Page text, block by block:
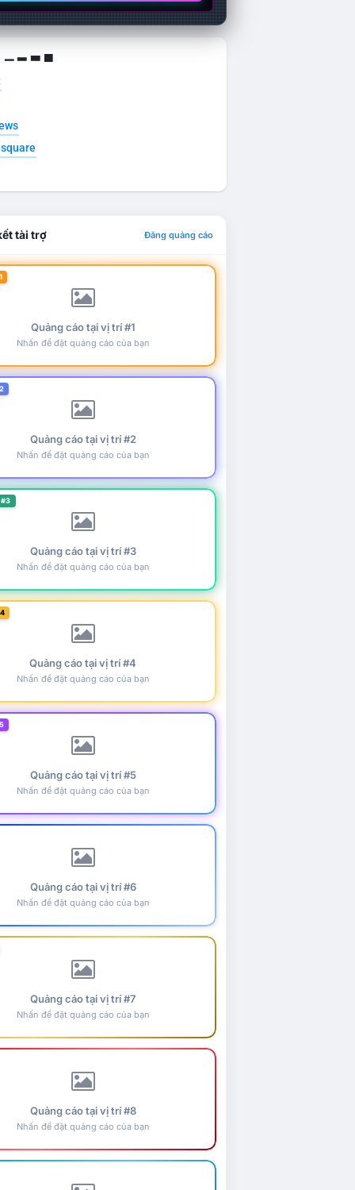
▁ ▂ ▃ ▄
tài trợ Đăng quảng cáo
Quảng cáo tại vị trí #1
Nhấn để đặt quảng cáo của bạn
Quảng cáo tại vị trí #2
Nhấn để đặt quảng cáo của bạn
Quảng cáo tại vị trí #3
Nhấn để đặt quảng cáo của bạn
Quảng cáo tại vị trí #4
Nhấn để đặt quảng cáo của bạn
Quảng cáo tại vị trí #5
Nhấn để đặt quảng cáo của bạn
Quảng cáo tại vị trí #6
Nhấn để đặt quảng cáo của bạn
Quảng cáo tại vị trí #7
Nhấn để đặt quảng cáo của bạn
Quảng cáo tại vị trí #8
Nhấn để đặt quảng cáo của bạn